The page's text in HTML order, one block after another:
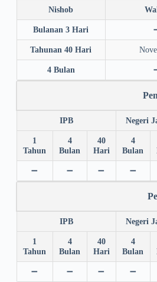
Nishob
Bulanan 3 Hari
Tahunan 40 Hari
4 Bulan
IPB Negeri
1
Tahun
4
Bulan
40
Hari
4
Bulan
➖ ➖ ➖ ➖
IPB Negeri
1
Tahun
4
Bulan
40
Hari
4
Bulan
➖ ➖ ➖ ➖